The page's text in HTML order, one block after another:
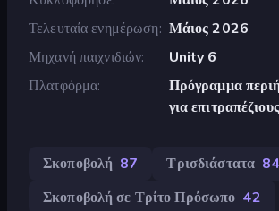
Τελευταία ενημέρωση Μάιος 2026
Μηχανή παιχνιδιών
Unity 6
Πλατφόρμα
Πρόγραμμα
για
Σκοποβολή 87 Τρισδιάστατα
Σκοποβολή σε Τρίτο Πρόσωπο 42